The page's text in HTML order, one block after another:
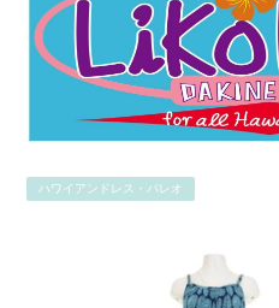
ハワイアンドレス・パレオ